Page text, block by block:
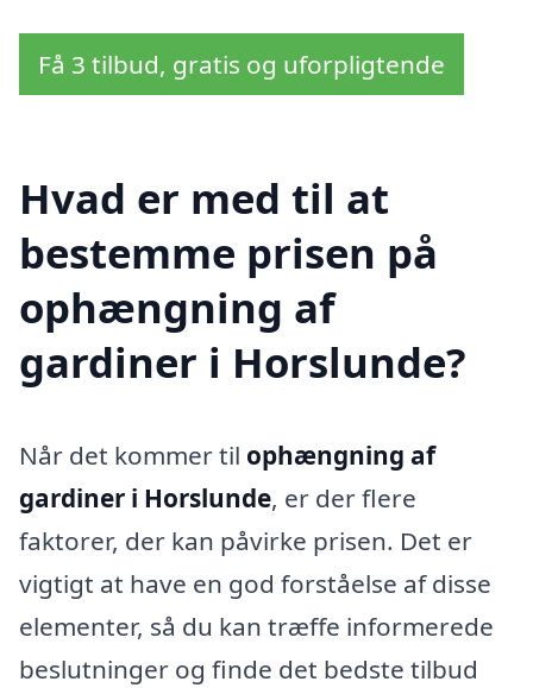
Få 3 tilbud, gratis og uforpligtende
Hvad er med til at
bestemme prisen på
ophængning af
gardiner i Horslunde?
Når det kommer til ophængning af
gardiner i Horslunde, er der flere
faktorer, der kan påvirke prisen. Det er
vigtigt at have en god forståelse af disse
elementer, så du kan træffe informerede
beslutninger og finde det bedste tilbud